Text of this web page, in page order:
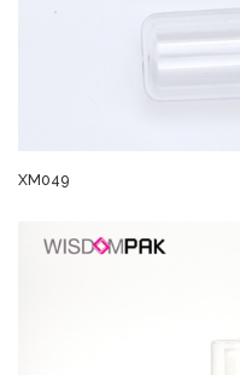
XM049